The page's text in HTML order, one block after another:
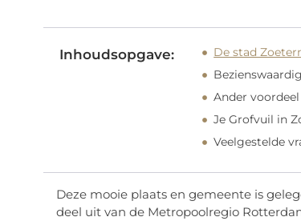
Inhoudsopgave:
De stad
Ander
Je Grofvuil in
Veelgestelde
Deze mooie plaats en gemeente is
deel uit van de Metropoolregio